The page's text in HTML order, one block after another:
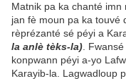
Matnik pa ka chanté
jan fè moun pa ka touvé
rèprézanté sé péyi a
la anlè tèks-la) .
konpwann péyi a-yo
Karayib-la. Lagwadloup